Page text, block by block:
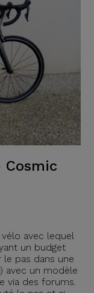
Cosmic
avec lequel
un budget
pas dans une
avec un modèle
via des forums.